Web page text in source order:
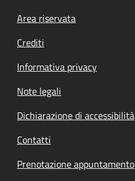
Footer menu
Area riservata
Crediti
Informativa privacy
Note legali
Dichiarazione di accessibilità
Contatti
Prenotazione appuntamento